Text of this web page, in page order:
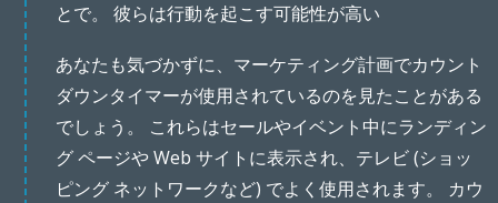
とで。 彼らは行動を起こす可能性が高い
あなたも気づかずに、マーケティング計画でカウント
ダウンタイマーが使用されているのを見たことがある
でしょう。 これらはセールやイベント中にランディン
グ ページや Web サイトに表示され、テレビ (ショッ
ピング ネットワークなど) でよく使用されます。 カウ